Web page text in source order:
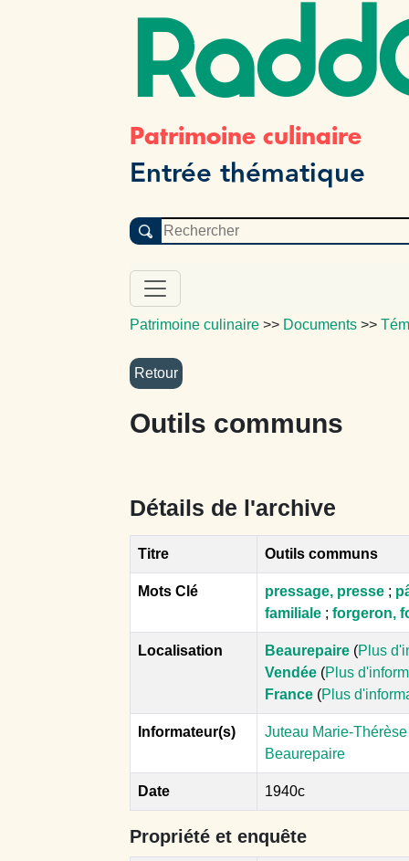
Patrimoine culinaire
Entrée thématique
Patrimoine culinaire >> Documents >>
Outils communs
Détails de l'archive
Titre Outils communs
Mots Clé pressage, presse ;
familiale ; forgeron,
Localisation Beaurepaire (Plus
Vendée (Plus
France (Plus
Informateur(s)
Juteau Marie-
Beaurepaire
Date 1940c
Propriété et enquête